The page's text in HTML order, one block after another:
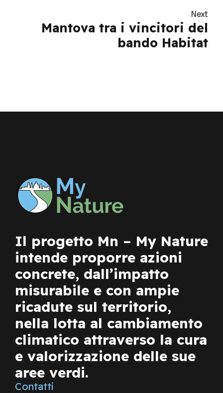
Next
Mantova tra i vincitori del
bando Habitat
Il progetto Mn – My Nature
intende proporre azioni
concrete, dall’impatto
misurabile e con ampie
ricadute sul territorio,
nella lotta al cambiamento
climatico attraverso la cura
e valorizzazione delle sue
aree verdi.
Contatti